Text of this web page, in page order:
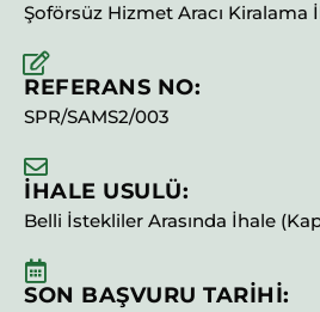
Şoförsüz Hizmet Aracı Kiralama
REFERANS NO:
SPR/SAMS2/003
İHALE USULÜ:
Belli İstekliler Arasında İhale
SON BAŞVURU TARİHİ: